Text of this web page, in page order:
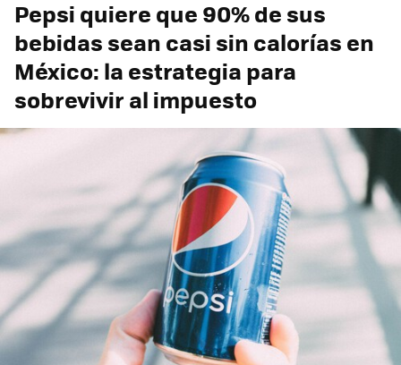
Pepsi quiere que 90% de sus
bebidas sean casi sin calorías en
México: la estrategia para
sobrevivir al impuesto